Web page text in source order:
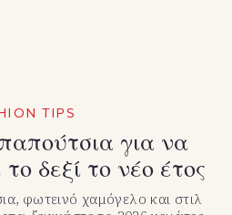
TIPS
για να
δεξί το νέο έτος
φωτεινό χαμόγελο και στιλ